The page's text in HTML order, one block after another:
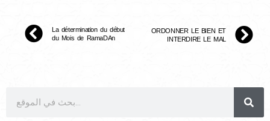
La détermination du début
du Mois de RamaDAn
ORDONNER LE BIEN ET
INTERDIRE LE MAL